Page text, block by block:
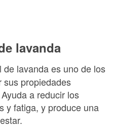
lavanda
de lavanda es uno de los
sus propiedades
a reducir los
y fatiga, y produce una